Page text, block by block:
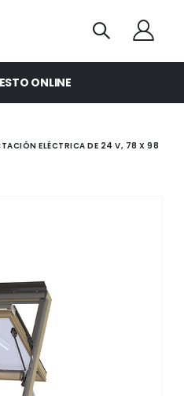
ONLINE
ELÉCTRICA DE 24 V, 78 X 98